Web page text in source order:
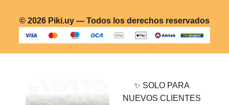
© 2026 Piki.uy — Todos los derechos reservados
✨ SOLO PARA
NUEVOS CLIENTES